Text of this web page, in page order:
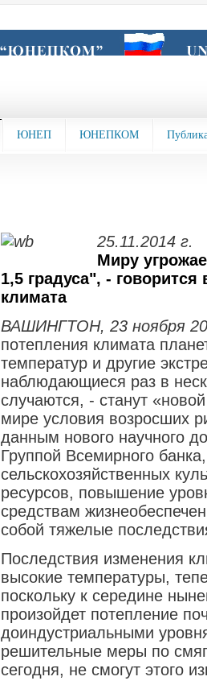
ЮНЕП ЮНЕПКОМ
25.11.2014 г.
Миру
1,5 градуса", -
климата
ВАШИНГТОН, 23 ноября
потепления климата
температур и другие
наблюдающиеся раз в
случаются, - станут
мире условия возросших
данным нового научного
Группой Всемирного
сельскохозяйственных
ресурсов, повышение
средствам
собой тяжелые
Последствия изменения
высокие температуры,
поскольку к середине
произойдет потепление
доиндустриальными
решительные меры по
сегодня, не смогут этого